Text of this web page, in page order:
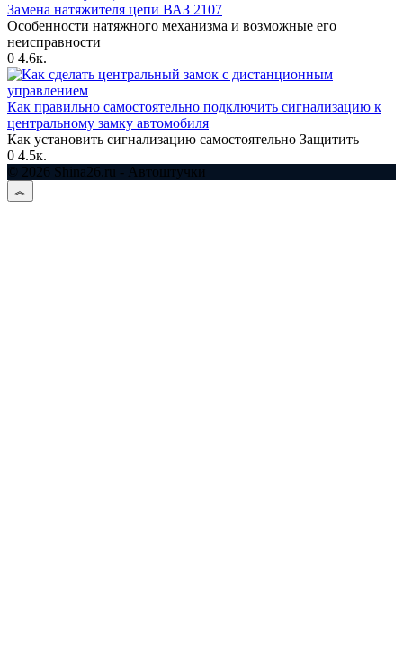
Замена натяжителя цепи ВАЗ 2107
Особенности натяжного механизма и возможные его
неисправности
0 4.6к.
Как правильно самостоятельно подключить сигнализацию к
центральному замку автомобиля
Как установить сигнализацию самостоятельно Защитить
0 4.5к.
© 2026 Shina26.ru - Автоштучки